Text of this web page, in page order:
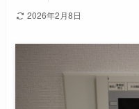
2026年2月8日